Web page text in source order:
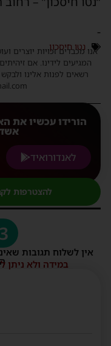
-
נטו חיסכון
אנו מכבדים זכויות יוצרים
המגיעים לידינו. אם
רשאים לפנות אלינו
הורידו עכשיו את
לאנדורואיד
להצטרפות
3 תגובות
אין לשלוח תגובות
במידה ולא ניתן